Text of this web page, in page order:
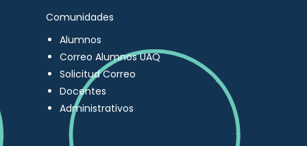
Comunidades
Alumnos
Correo Alumnos UAQ
Solicitud Correo
Docentes
Administrativos